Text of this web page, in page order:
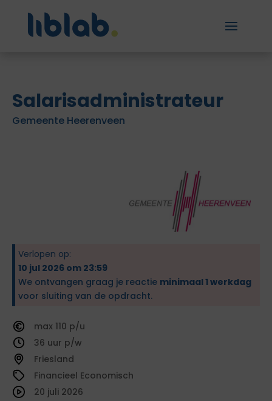
Salarisadministrateur
Gemeente Heerenveen
Verlopen op:
10 jul 2026 om 23:59
We ontvangen graag je reactie minimaal 1 werkdag
voor sluiting van de opdracht.
110
36
Friesland
Financieel Economisch
20 juli 2026